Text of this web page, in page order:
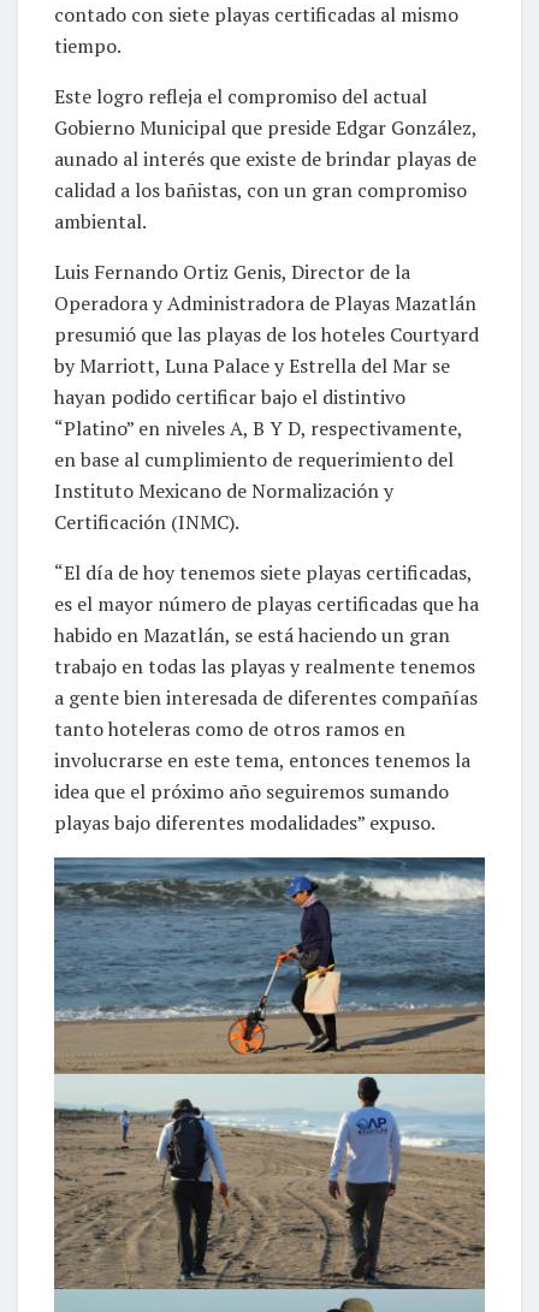
contado con siete playas certificadas al mismo
tiempo.
Este logro refleja el compromiso del actual
Gobierno Municipal que preside Edgar González,
aunado al interés que existe de brindar playas de
calidad a los bañistas, con un gran compromiso
ambiental.
Luis Fernando Ortiz Genis, Director de la
Operadora y Administradora de Playas Mazatlán
presumió que las playas de los hoteles Courtyard
by Marriott, Luna Palace y Estrella del Mar se
hayan podido certificar bajo el distintivo
“Platino” en niveles A, B Y D, respectivamente,
en base al cumplimiento de requerimiento del
Instituto Mexicano de Normalización y
Certificación (INMC).
“El día de hoy tenemos siete playas certificadas,
es el mayor número de playas certificadas que ha
habido en Mazatlán, se está haciendo un gran
trabajo en todas las playas y realmente tenemos
a gente bien interesada de diferentes compañías
tanto hoteleras como de otros ramos en
involucrarse en este tema, entonces tenemos la
idea que el próximo año seguiremos sumando
playas bajo diferentes modalidades” expuso.